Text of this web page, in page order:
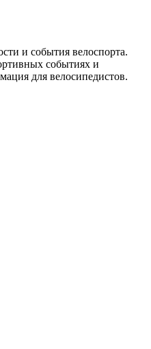
и события велоспорта.
событиях и
для велосипедистов.